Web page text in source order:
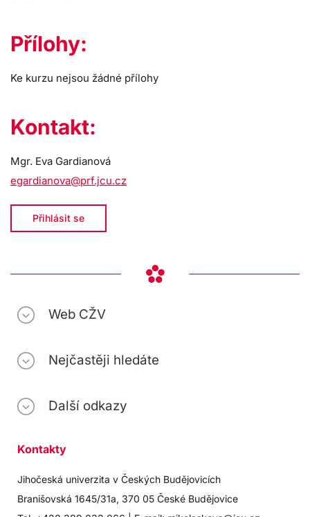
Přílohy:
Ke kurzu nejsou žádné přílohy
Kontakt:
Mgr. Eva Gardianová
egardianova@prf.jcu.cz
Přihlásit se
Web CŽV
Nejčastěji hledáte
Další odkazy
Kontakty
Jihočeská univerzita v Českých Budějovicích
Branišovská 1645/31a, 370 05 České Budějovice